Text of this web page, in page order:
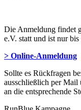
Die Anmeldung findet
e.V. statt und ist nur
> Online-Anmeldung
Sollte es Rückfragen
ausschließlich per Mail
an die entsprechende